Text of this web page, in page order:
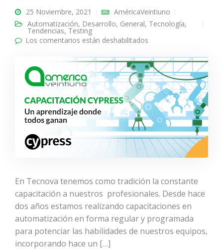
25 Noviembre, 2021
AméricaVeintiuno
Automatización, Desarrollo, General, Tecnología,
Tendencias, Testing
Los comentarios están deshabilitados
todos ganan
En Tecnova tenemos como tradición la constante
capacitación a nuestros profesionales. Desde hace
dos años estamos realizando capacitaciones en
automatización en forma regular y programada
para potenciar las habilidades de nuestros equipos,
incorporando hace un […]